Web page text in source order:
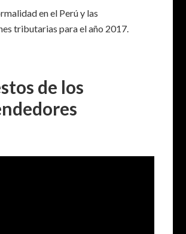
en el Perú y las
tributarias para el año 2017.
de los